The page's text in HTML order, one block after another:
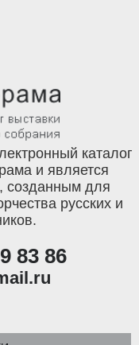
каталог
и является
созданным для
русских и
83 86